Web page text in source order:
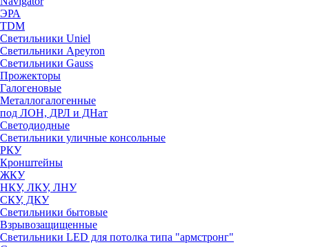
ЭРА
TDM
Светильники Uniel
Светильники Apeyron
Светильники Gauss
Прожекторы
Галогеновые
Металлогалогенные
под ЛОН, ДРЛ и ДНат
Светодиодные
Светильники уличные консольные
РКУ
Кронштейны
ЖКУ
НКУ, ЛКУ, ЛНУ
СКУ, ДКУ
Светильники бытовые
Взрывозащищенные
Светильники LED для потолка типа "армстронг"